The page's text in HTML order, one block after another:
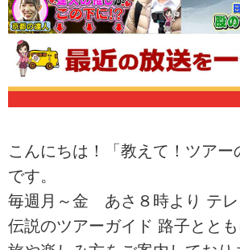
こんにちは！「教えて！ツアー
です。
毎週月～金 あさ８時より テレ
伝説のツアーガイド 路子とと